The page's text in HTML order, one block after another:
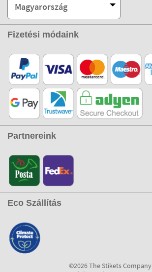
Magyarország
Fizetési módaink
Partnereink
Eco Szállítás
©2026 The Stikets Company